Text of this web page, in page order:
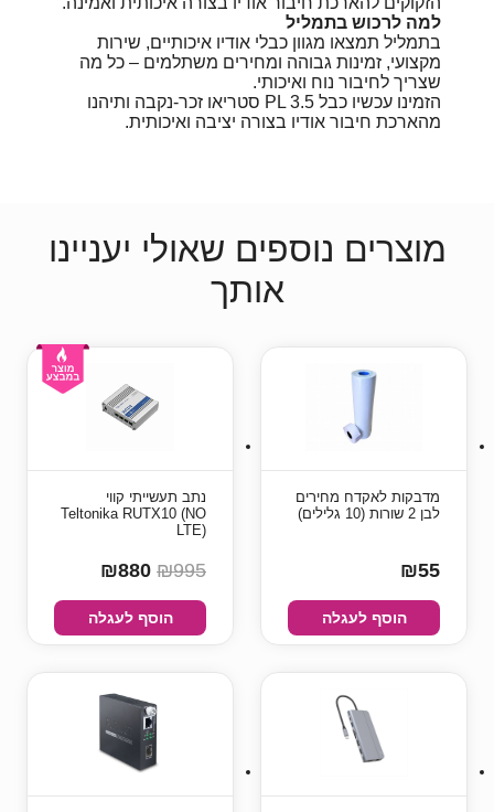
למה לרכוש בתמליל
בתמליל תמצאו מגוון כבלי אודיו איכותיים, שירות
מקצועי, זמינות גבוהה ומחירים משתלמים – כל מה
שצריך לחיבור נוח ואיכותי.
הזמינו עכשיו כבל PL 3.5 סטריאו זכר-נקבה ותיהנו
מהארכת חיבור אודיו בצורה יציבה ואיכותית.
מוצרים נוספים שאולי יעניינו
אותך
מדבקות לאקדח מחירים
לבן 2 שורות (10 גלילים)
₪55
הוסף לעגלה
נתב תעשייתי קווי
Teltonika RUTX10 (NO
LTE)
₪995
הוסף לעגלה